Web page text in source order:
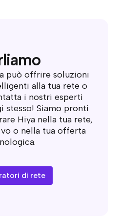
può offrire soluzioni
alla tua rete o
i nostri esperti
stesso! Siamo pronti
Hiya nella tua rete,
o nella tua offerta
di rete